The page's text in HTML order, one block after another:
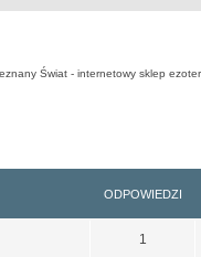
Świat - internetowy sklep
ODPOWIEDZI
1